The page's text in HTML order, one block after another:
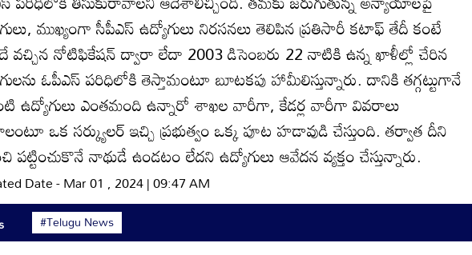
ముఖ్యంగా సీపీఎస్‌ ఉద్యోగులు నిరసనలు తెలిపిన ప్రతిసారీ కటాఫ్‌ తేదీ కంటే
వచ్చిన నోటిఫికేషన్‌ ద్వారా లేదా 2003 డిసెంబరు 22 నాటికి ఉన్న ఖాళీల్లో చేరిన
ఓపీఎస్‌ పరిధిలోకి తెస్తామంటూ బూటకపు హామీలిస్తున్నారు. దానికి తగ్గట్టుగానే
ఉద్యోగులు ఎంతమంది ఉన్నారో శాఖల వారీగా, కేడర్ల వారీగా వివరాలు
ఒక సర్క్యులర్‌ ఇచ్చి ప్రభుత్వం ఒక్క పూట హడావుడి చేస్తుంది. తర్వాత దీని
పట్టించుకొనే నాథుడే ఉండటం లేదని ఉద్యోగులు ఆవేదన వ్యక్తం చేస్తున్నారు.
Date - Mar 01 , 2024 | 09:47 AM
#Telugu News